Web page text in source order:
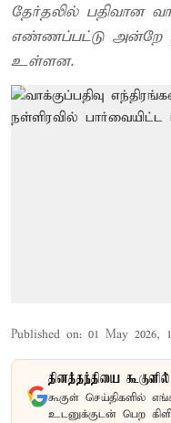
தேர்தலில் பதிவான
எண்ணப்பட்டு அன்றே
உள்ளன.
Published on: 01 May 2026,
தினத்தந்தியை
கூகுள் செய்திகளில்
உடனுக்குடன் பெற